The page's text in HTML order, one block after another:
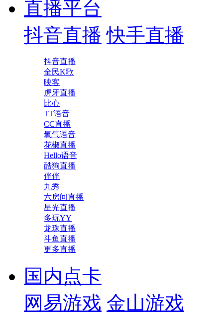
直播平台
抖音直播 快手直播
抖音直播
全民K歌
映客
虎牙直播
比心
TT语音
CC直播
氧气语音
花椒直播
Hello语音
酷狗直播
伴伴
九秀
六房间直播
星光直播
多玩YY
龙珠直播
斗鱼直播
更多直播
国内点卡
网易游戏 金山游戏